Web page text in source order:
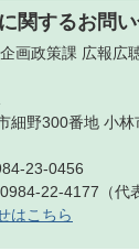
関するお問
画政策課 広報広
細野300番地 小
23-0456
22-4177（代
はこちら